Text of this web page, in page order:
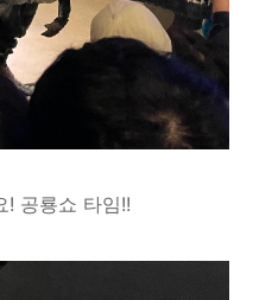
! 공룡쇼 타임!!